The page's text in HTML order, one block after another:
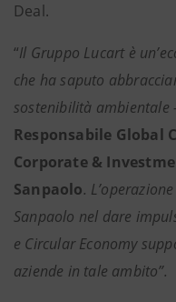
Deal.
“Il Gruppo Lucart è
che ha saputo
sostenibilità ambientale -
Responsabile Global
Corporate &
Sanpaolo.
Sanpaolo nel dare
e Circular Economy
aziende in tale ambito”.